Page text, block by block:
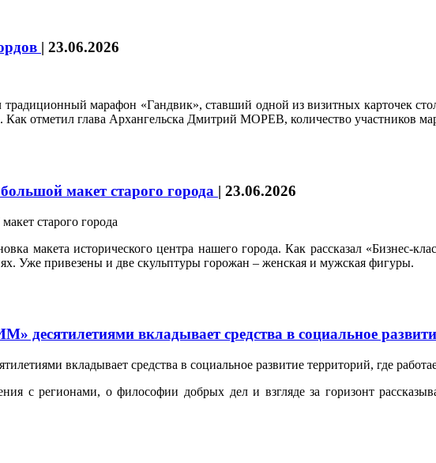
| 23.06.2026
марафон «Гандвик», ставший одной из визитных карточек
отметил глава Архангельска Дмитрий МОРЕВ, количество участников
макет старого города | 23.06.2026
макета исторического центра нашего города. Как рассказал
Уже привезены и две скульптуры горожан – женская и мужская фигуры.
десятилетиями вкладывает средства в социальное
с регионами, о философии добрых дел и взгляде за горизонт